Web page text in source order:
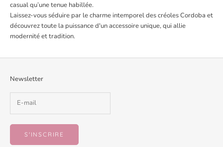
casual qu’une tenue habillée.
Laissez-vous séduire par le charme intemporel des créoles Cordoba et
découvrez toute la puissance d'un accessoire unique, qui allie
modernité et tradition.
Newsletter
S'INSCRIRE